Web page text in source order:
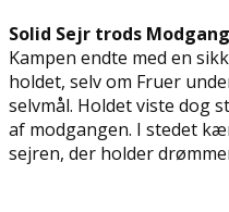
Solid Sejr trods Modgang
Kampen endte med en
holdet, selv om Fruer
selvmål. Holdet viste dog
af modgangen. I stedet
sejren, der holder